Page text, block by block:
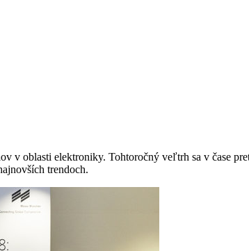
oblasti elektroniky. Tohtoročný veľtrh sa v čase
trendoch.